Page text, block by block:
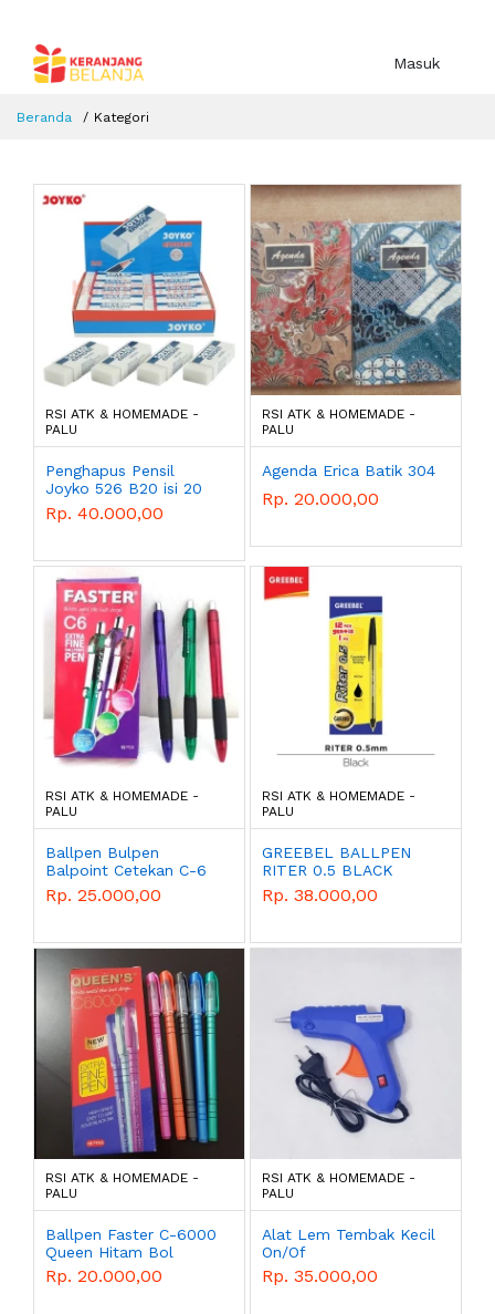
Masuk
Beranda Kategori
RSI ATK & HOMEMADE -
PALU
Penghapus Pensil
Joyko 526 B20 isi 20
pcs Putih Hitam Eraser
Stip - Putih
Rp. 40.000,00
RSI ATK & HOMEMADE -
PALU
Agenda Erica Batik 304
Rp. 20.000,00
RSI ATK & HOMEMADE -
PALU
Ballpen Bulpen
Balpoint Cetekan C-6
Hitam Faster
Rp. 25.000,00
RSI ATK & HOMEMADE -
PALU
GREEBEL BALLPEN
RITER 0.5 BLACK
(12+1)
Rp. 38.000,00
RSI ATK & HOMEMADE -
PALU
Ballpen Faster C-6000
Queen Hitam Bol
Rp. 20.000,00
RSI ATK & HOMEMADE -
PALU
Alat Lem Tembak Kecil
On/Of
Rp. 35.000,00